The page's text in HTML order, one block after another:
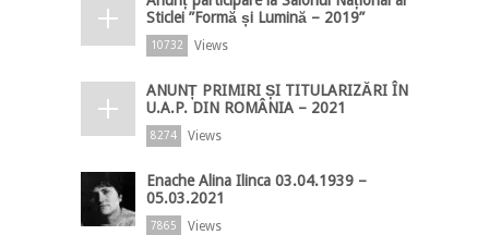
Sticlei ”Formă și Lumină – 2019”
10732 Views
ANUNȚ PRIMIRI ȘI TITULARIZĂRI ÎN
U.A.P. DIN ROMÂNIA – 2021
8274 Views
Enache Alina Ilinca 03.04.1939 –
05.03.2021
7865 Views